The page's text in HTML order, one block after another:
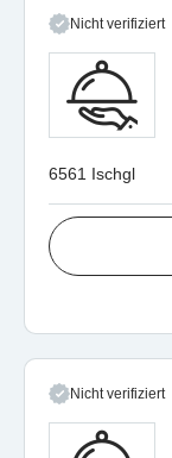
Nicht verifiziert
6561 Ischgl
Nicht verifiziert